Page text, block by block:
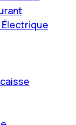
Électrique